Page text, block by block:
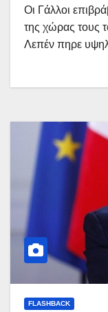
Οι Γάλλοι
της χώρας τους
Λεπέν πηρε
FLASHBACK